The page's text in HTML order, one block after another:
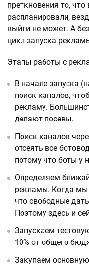
преткновения то,
распланировали,
выйти не может. А
цикл запуска
Этапы работы с
В начале запуска
поиск каналов,
рекламу.
делают посевы.
Поиск каналов
отсеять все
потому что боты у
Определяем
рекламы. Когда мы
что свободные
Поэтому здесь и
Запускаем
10% от общего
Закупаем